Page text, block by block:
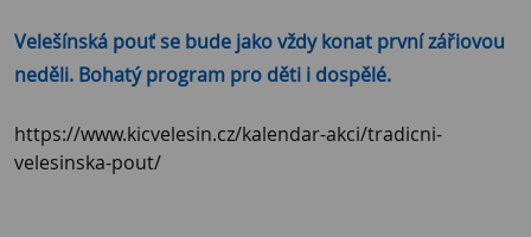
Velešínská pouť se bude jako vždy konat první zářiovou
neděli. Bohatý program pro děti i dospělé.
https://www.kicvelesin.cz/kalendar-akci/tradicni-
velesinska-pout/